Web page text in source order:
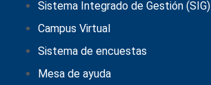
Sistema Integrado de Gestión (SIG)
Campus Virtual
Sistema de encuestas
Mesa de ayuda